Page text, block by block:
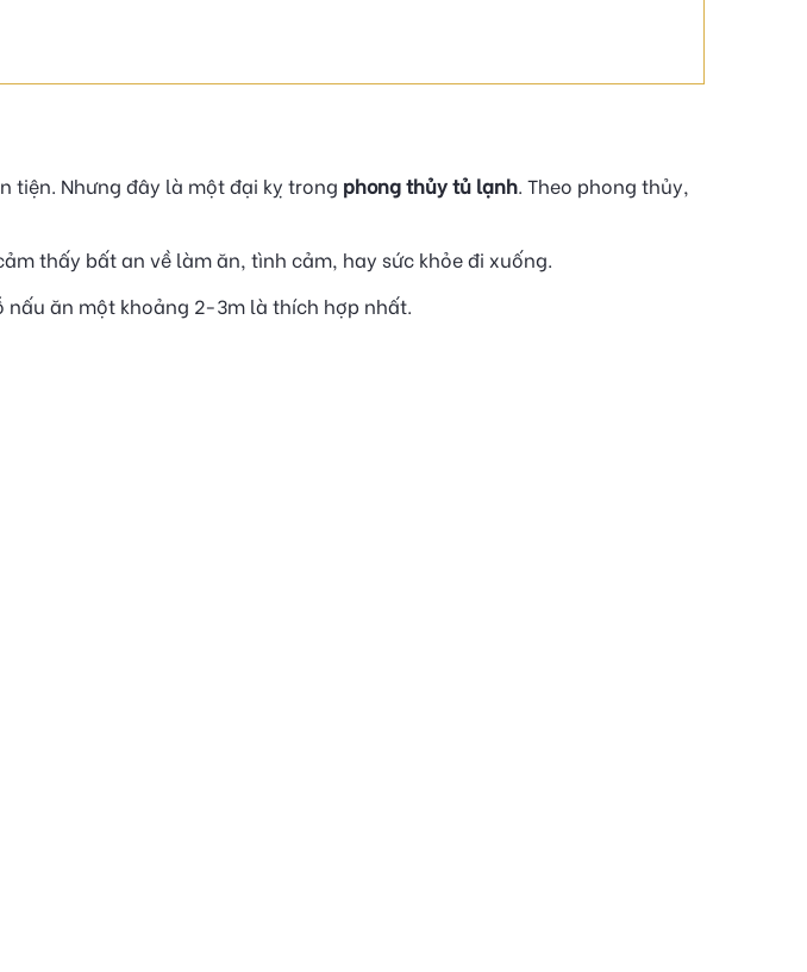
tiện. Nhưng đây là một đại kỵ trong phong thủy tủ lạnh. Theo phong thủy,
thấy bất an về làm ăn, tình cảm, hay sức khỏe đi xuống.
ăn một khoảng 2-3m là thích hợp nhất.